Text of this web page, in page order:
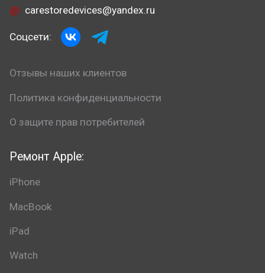
Ремонт Apple:
iPhone
MacBook
iPad
Watch
carestoredevices@yandex.ru
Соцсети:
Отзывы наших клиентов
Политика конфиденциальности
О защите прав потребителей